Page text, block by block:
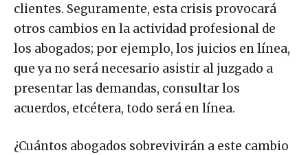
clientes. Seguramente, esta crisis provocará
otros cambios en la actividad profesional de
los abogados; por ejemplo, los juicios en línea,
que ya no será necesario asistir al juzgado a
presentar las demandas, consultar los
acuerdos, etcétera, todo será en línea.
¿Cuántos abogados sobrevivirán a este cambio